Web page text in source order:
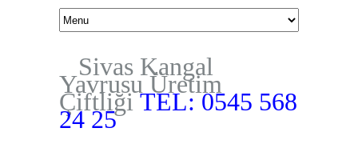
Sivas Kangal
Yavrusu Üretim
Çiftliği TEL: 0545 568
24 25